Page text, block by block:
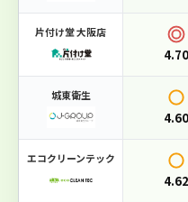
おすすめポイント
一般廃棄物収集運搬
365日対応・夜間回収
家庭ごみから事業系
片付け堂 大阪店
4.70
城東衛生
4.60
エコクリーンテック
4.62